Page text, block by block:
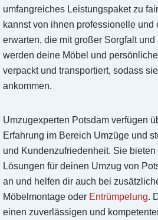
umfangreiches Leistungspaket zu
kannst von ihnen professionelle und
erwarten, die mit großer Sorgfalt
werden deine Möbel und
verpackt und transportiert, sodass
ankommen.
Umzugexperten Potsdam verfügen
Erfahrung im Bereich Umzüge und
und Kundenzufriedenheit. Sie
Lösungen für deinen Umzug von
an und helfen dir auch bei
Möbelmontage oder Entrümpelung.
einen zuverlässigen und